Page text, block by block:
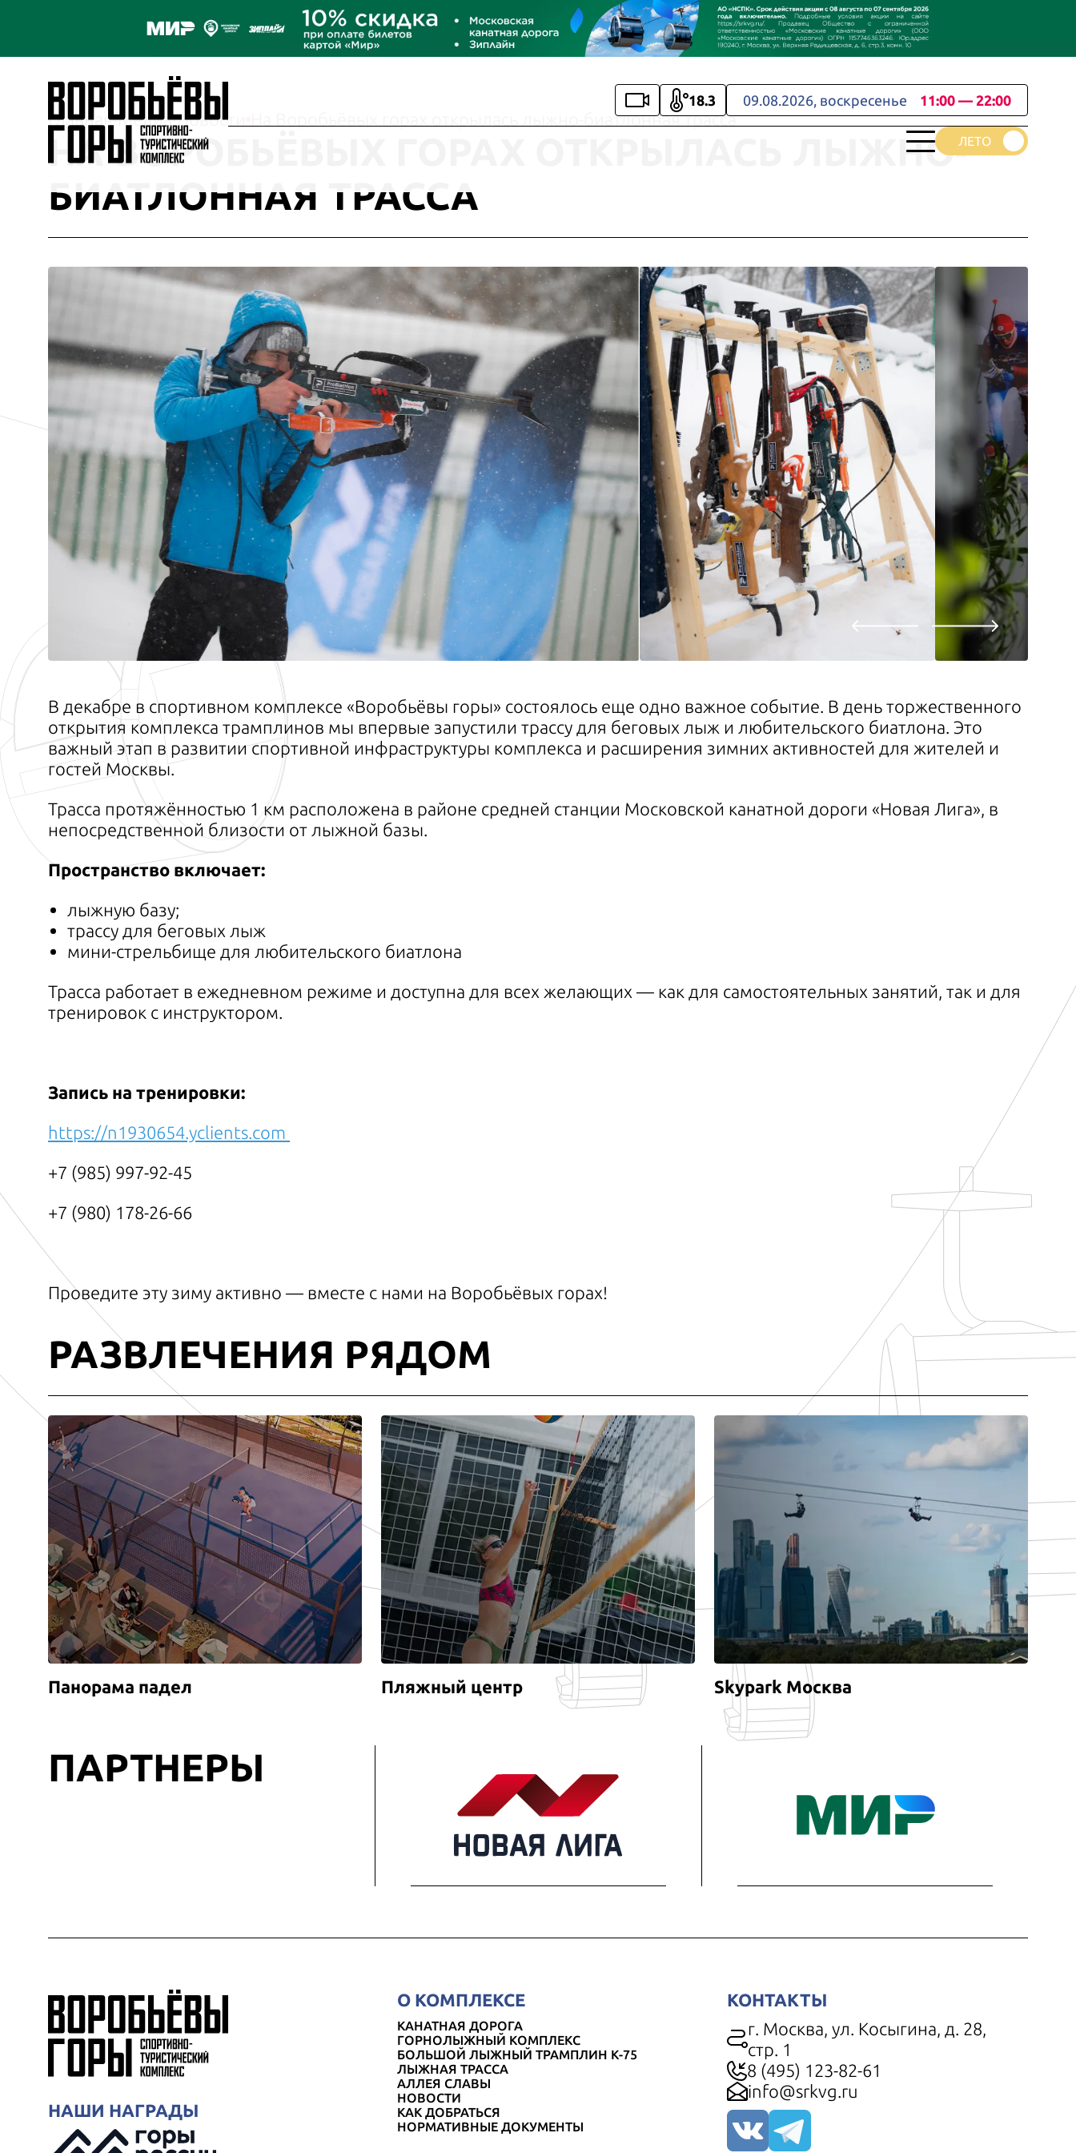
18.3 09.08.2026, воскресенье 11:00 — 22:00
Главная Медиа Новости На Воробьёвых горах открылась лыжно-биатлонная трасса
НА ВОРОБЬЁВЫХ ГОРАХ ОТКРЫЛАСЬ ЛЫЖНО-
БИАТЛОННАЯ ТРАССА
В декабре в спортивном комплексе «Воробьёвы горы» состоялось еще одно важное событие. В день торжественного
открытия комплекса трамплинов мы впервые запустили трассу для беговых лыж и любительского биатлона. Это
важный этап в развитии спортивной инфраструктуры комплекса и расширения зимних активностей для жителей и
гостей Москвы.
Трасса протяжённостью 1 км расположена в районе средней станции Московской канатной дороги «Новая Лига», в
непосредственной близости от лыжной базы.
Пространство включает:
лыжную базу;
трассу для беговых лыж
мини-стрельбище для любительского биатлона
Трасса работает в ежедневном режиме и доступна для всех желающих — как для самостоятельных занятий, так и для
тренировок с инструктором.
Запись на тренировки:
https://n1930654.yclients.com
+7 (985) 997-92-45
+7 (980) 178-26-66
Проведите эту зиму активно — вместе с нами на Воробьёвых горах!
РАЗВЛЕЧЕНИЯ РЯДОМ
Панорама падел Пляжный центр Skypark Москва
ПАРТНЕРЫ
НАШИ НАГРАДЫ
О КОМПЛЕКСЕ
КАНАТНАЯ ДОРОГА
ГОРНОЛЫЖНЫЙ КОМПЛЕКС
БОЛЬШОЙ ЛЫЖНЫЙ ТРАМПЛИН К-75
ЛЫЖНАЯ ТРАССА
АЛЛЕЯ СЛАВЫ
НОВОСТИ
КАК ДОБРАТЬСЯ
НОРМАТИВНЫЕ ДОКУМЕНТЫ
КОНТАКТЫ
г. Москва, ул. Косыгина, д. 28,
стр. 1
8 (495) 123-82-61
info@srkvg.ru